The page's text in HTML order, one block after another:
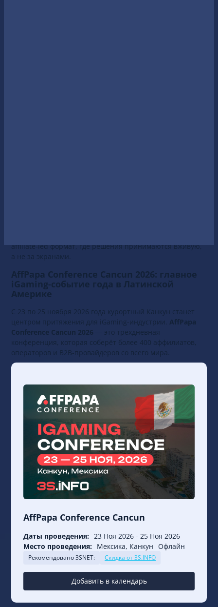
affiliate-led формат, где решения принимаются вживую,
а не за экранами.
AffPapa Conference Cancun 2026: главное
iGaming-событие года в Латинской
Америке
С 23 по 25 ноября 2026 года курортный Канкун станет
центром притяжения для iGaming-индустрии. AffPapa
Conference Cancun 2026 — это трехдневная
конференция, которая соберёт более 400 аффилиатов,
операторов и B2B-провайдеров со всего мира.
AffPapa Conference Cancun
Даты проведения: 23 Ноя 2026 - 25 Ноя 2026
Место проведения: Мексика, Канкун Офлайн
Рекомендовано 3SNET: Скидка от 3S.INFO
Добавить в календарь